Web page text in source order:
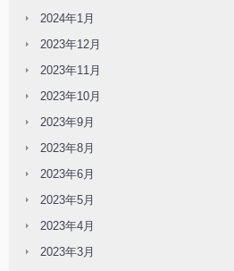
2024年1月
2023年12月
2023年11月
2023年10月
2023年9月
2023年8月
2023年6月
2023年5月
2023年4月
2023年3月